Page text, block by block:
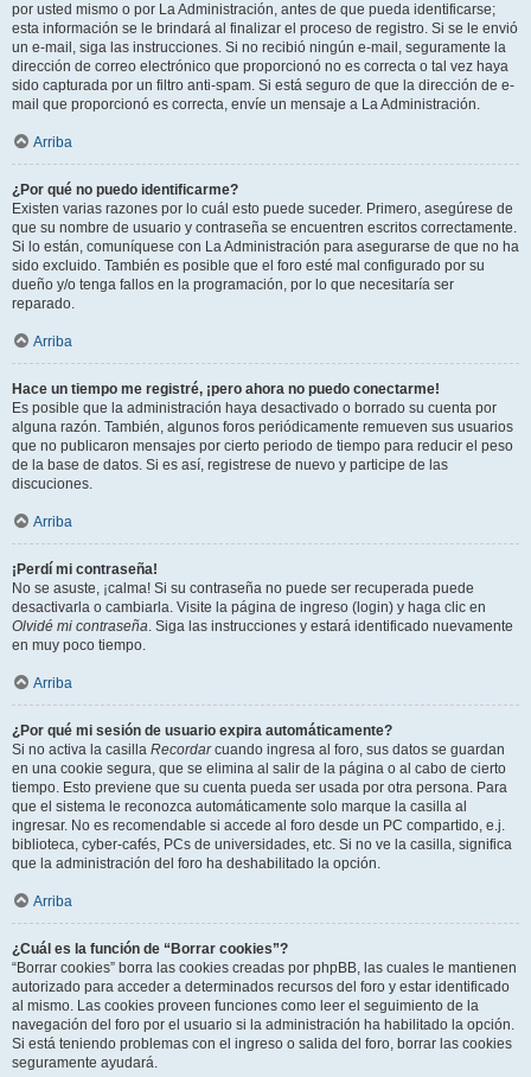
por usted mismo o por La Administración, antes de que pueda identificarse;
esta información se le brindará al finalizar el proceso de registro. Si se le envió
un e-mail, siga las instrucciones. Si no recibió ningún e-mail, seguramente la
dirección de correo electrónico que proporcionó no es correcta o tal vez haya
sido capturada por un filtro anti-spam. Si está seguro de que la dirección de e-
mail que proporcionó es correcta, envíe un mensaje a La Administración.
Arriba
¿Por qué no puedo identificarme?
Existen varias razones por lo cuál esto puede suceder. Primero, asegúrese de
que su nombre de usuario y contraseña se encuentren escritos correctamente.
Si lo están, comuníquese con La Administración para asegurarse de que no ha
sido excluido. También es posible que el foro esté mal configurado por su
dueño y/o tenga fallos en la programación, por lo que necesitaría ser
reparado.
Arriba
Hace un tiempo me registré, ¡pero ahora no puedo conectarme!
Es posible que la administración haya desactivado o borrado su cuenta por
alguna razón. También, algunos foros periódicamente remueven sus usuarios
que no publicaron mensajes por cierto periodo de tiempo para reducir el peso
de la base de datos. Si es así, registrese de nuevo y participe de las
discuciones.
Arriba
¡Perdí mi contraseña!
No se asuste, ¡calma! Si su contraseña no puede ser recuperada puede
desactivarla o cambiarla. Visite la página de ingreso (login) y haga clic en
Olvidé mi contraseña. Siga las instrucciones y estará identificado nuevamente
en muy poco tiempo.
Arriba
¿Por qué mi sesión de usuario expira automáticamente?
Si no activa la casilla Recordarcuando ingresa al foro, sus datos se guardan
en una cookie segura, que se elimina al salir de la página o al cabo de cierto
tiempo. Esto previene que su cuenta pueda ser usada por otra persona. Para
que el sistema le reconozca automáticamente solo marque la casilla al
ingresar. No es recomendable si accede al foro desde un PC compartido, e.j.
biblioteca, cyber-cafés, PCs de universidades, etc. Si no ve la casilla, significa
que la administración del foro ha deshabilitado la opción.
Arriba
¿Cuál es la función de “Borrar cookies”?
“Borrar cookies” borra las cookies creadas por phpBB, las cuales le mantienen
autorizado para acceder a determinados recursos del foro y estar identificado
al mismo. Las cookies proveen funciones como leer el seguimiento de la
navegación del foro por el usuario si la administración ha habilitado la opción.
Si está teniendo problemas con el ingreso o salida del foro, borrar las cookies
seguramente ayudará.